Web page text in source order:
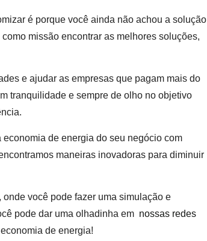
é porque você ainda não achou a solução
missão encontrar as melhores soluções,
e ajudar as empresas que pagam mais do
tranquilidade e sempre de olho no objetivo
de energia do seu negócio com
maneiras inovadoras para diminuir
, onde você pode fazer uma simulação e
pode dar uma olhadinha em nossas redes
de energia!